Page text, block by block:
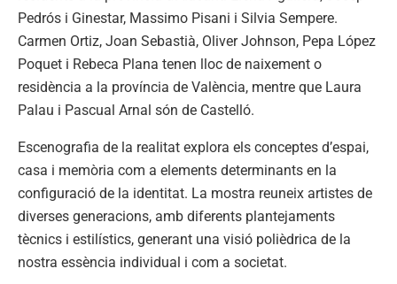
Pedrós i Ginestar, Massimo Pisani i Silvia Sempere.
Carmen Ortiz, Joan Sebastià, Oliver Johnson, Pepa López
Poquet i Rebeca Plana tenen lloc de naixement o
residència a la província de València, mentre que Laura
Palau i Pascual Arnal són de Castelló.
Escenografia de la realitat explora els conceptes d’espai,
casa i memòria com a elements determinants en la
configuració de la identitat. La mostra reuneix artistes de
diverses generacions, amb diferents plantejaments
tècnics i estilístics, generant una visió polièdrica de la
nostra essència individual i com a societat.